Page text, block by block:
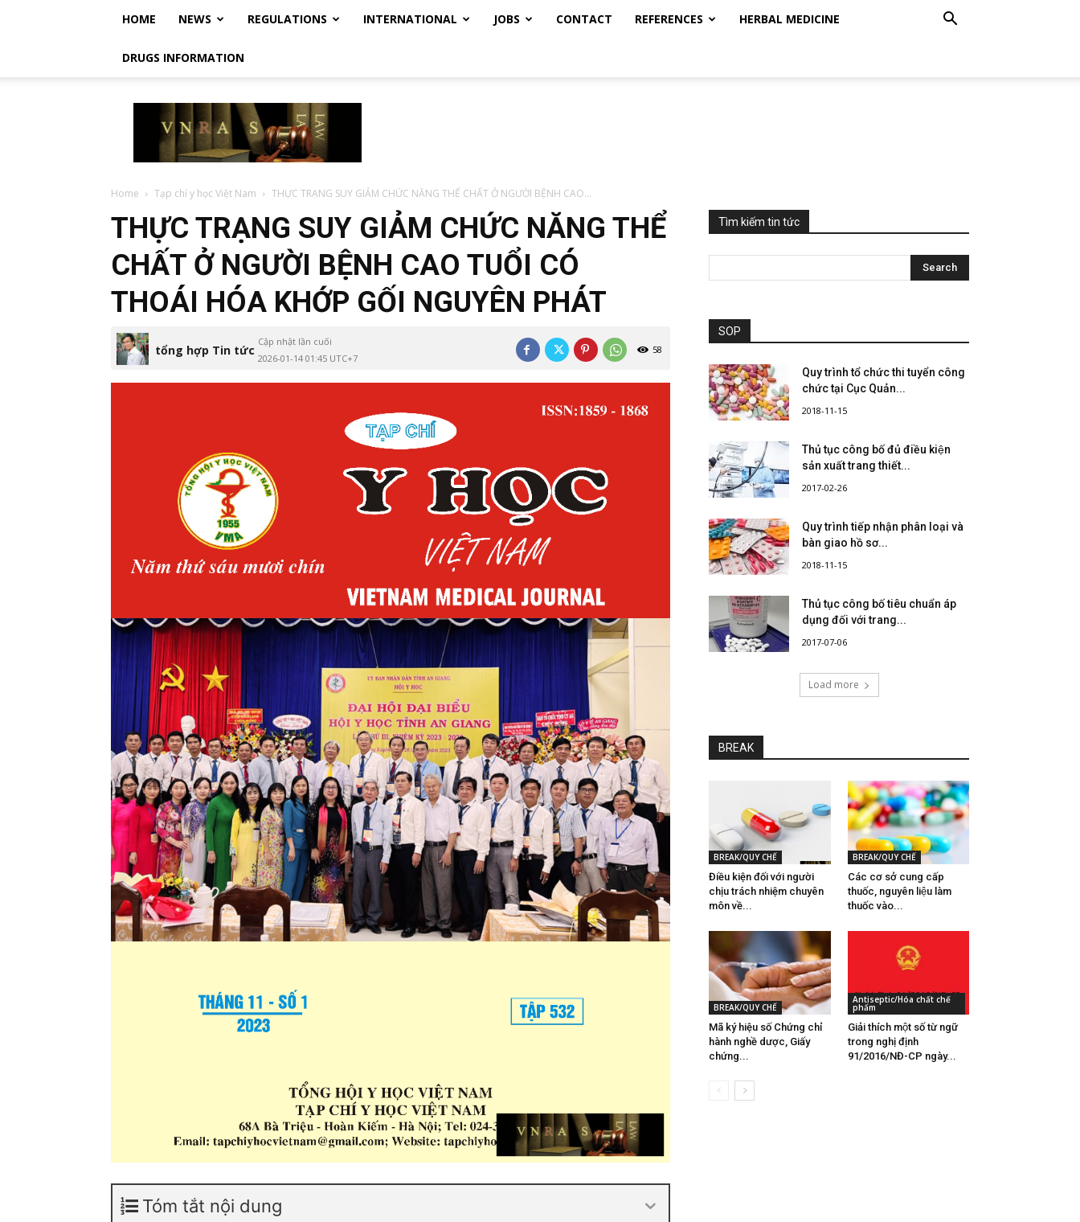
HOME NEWS REGULATIONS INTERNATIONAL JOBS CONTACT REFERENCES HERBAL MEDICINE
DRUGS INFORMATION
Vietnam
Regulatory
Affairs
Society
Luật
Việt
Nam
Home Tạp chí y học Việt Nam THỰC TRẠNG SUY GIẢM CHỨC NĂNG THỂ CHẤT Ở NGƯỜI BỆNH CAO...
THỰC TRẠNG SUY GIẢM CHỨC NĂNG THỂ
CHẤT Ở NGƯỜI BỆNH CAO TUỔI CÓ
THOÁI HÓA KHỚP GỐI NGUYÊN PHÁT
tổng hợp Tin tức
Cập nhật lần cuối
2026-01-14 01:45 UTC+7
58
Tóm tắt nội dung
Tìm kiếm tin tức
SOP
Quy trình tổ chức thi tuyển công
chức tại Cục Quản...
2018-11-15
Thủ tục công bố đủ điều kiện
sản xuất trang thiết...
2017-02-26
Quy trình tiếp nhận phân loại và
bàn giao hồ sơ...
2018-11-15
Thủ tục công bố tiêu chuẩn áp
dụng đối với trang...
2017-07-06
Load more
BREAK
BREAK/QUY CHẾ
Điều kiện đối với người
chịu trách nhiệm chuyên
môn về...
BREAK/QUY CHẾ
Các cơ sở cung cấp
thuốc, nguyên liệu làm
thuốc vào...
BREAK/QUY CHẾ
Mã ký hiệu số Chứng chỉ
hành nghề dược, Giấy
chứng...
Antiseptic/Hóa chất chế
phẩm
Giải thích một số từ ngữ
trong nghị định
91/2016/NĐ-CP ngày...